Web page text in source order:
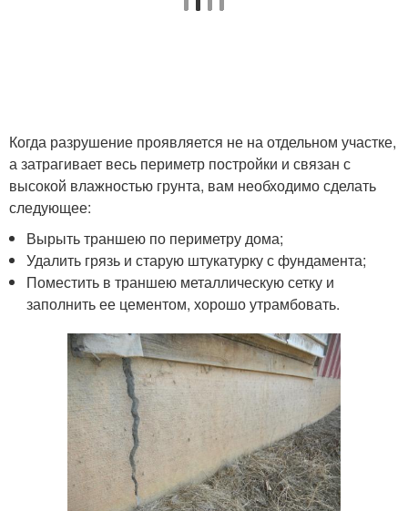
Когда разрушение проявляется не на отдельном участке,
а затрагивает весь периметр постройки и связан с
высокой влажностью грунта, вам необходимо сделать
следующее:
Вырыть траншею по периметру дома;
Удалить грязь и старую штукатурку с фундамента;
Поместить в траншею металлическую сетку и
заполнить ее цементом, хорошо утрамбовать.